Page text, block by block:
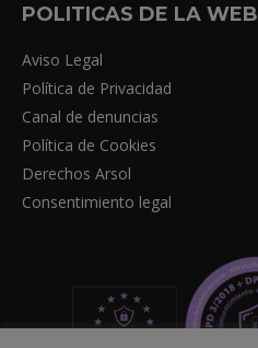
POLITICAS DE LA WEB
Aviso Legal
Política de Privacidad
Canal de denuncias
Política de Cookies
Derechos Arsol
Consentimiento legal